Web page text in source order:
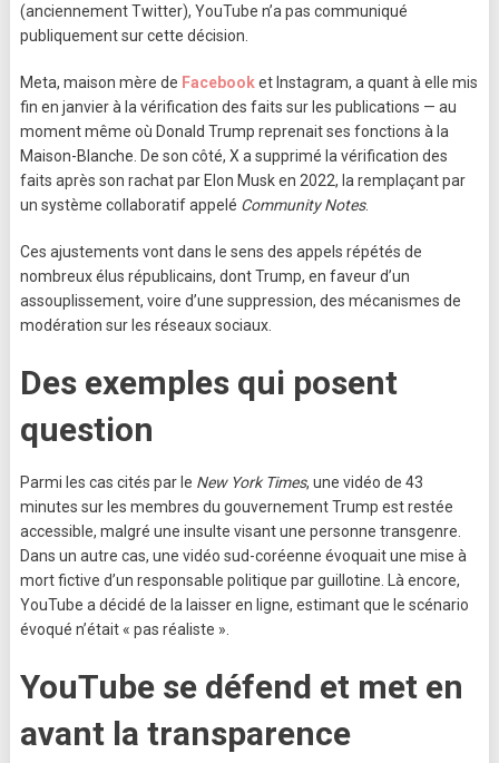
(anciennement Twitter), YouTube n’a pas communiqué
publiquement sur cette décision.
Meta, maison mère de Facebooket Instagram, a quant à elle mis
fin en janvier à la vérification des faits sur les publications — au
moment même où Donald Trump reprenait ses fonctions à la
Maison-Blanche. De son côté, X a supprimé la vérification des
faits après son rachat par Elon Musk en 2022, la remplaçant par
un système collaboratif appelé Community Notes.
Ces ajustements vont dans le sens des appels répétés de
nombreux élus républicains, dont Trump, en faveur d’un
assouplissement, voire d’une suppression, des mécanismes de
modération sur les réseaux sociaux.
Des exemples qui posent
question
Parmi les cas cités par le New York Times, une vidéo de 43
minutes sur les membres du gouvernement Trump est restée
accessible, malgré une insulte visant une personne transgenre.
Dans un autre cas, une vidéo sud-coréenne évoquait une mise à
mort fictive d’un responsable politique par guillotine. Là encore,
YouTube a décidé de la laisser en ligne, estimant que le scénario
évoqué n’était « pas réaliste ».
YouTube se défend et met en
avant la transparence